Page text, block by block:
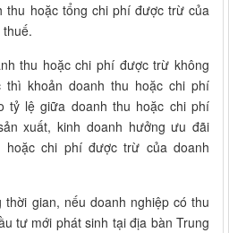
thu hoặc tổng chi phí được trừ của
thu hoặc chi phí được trừ không
thì khoản doanh thu hoặc chi phí
tỷ lệ giữa doanh thu hoặc chi phí
xuất, kinh doanh hưởng ưu đãi
hoặc chi phí được trừ của doanh
gian, nếu doanh nghiệp có thu
tư mới phát sinh tại địa bàn Trung